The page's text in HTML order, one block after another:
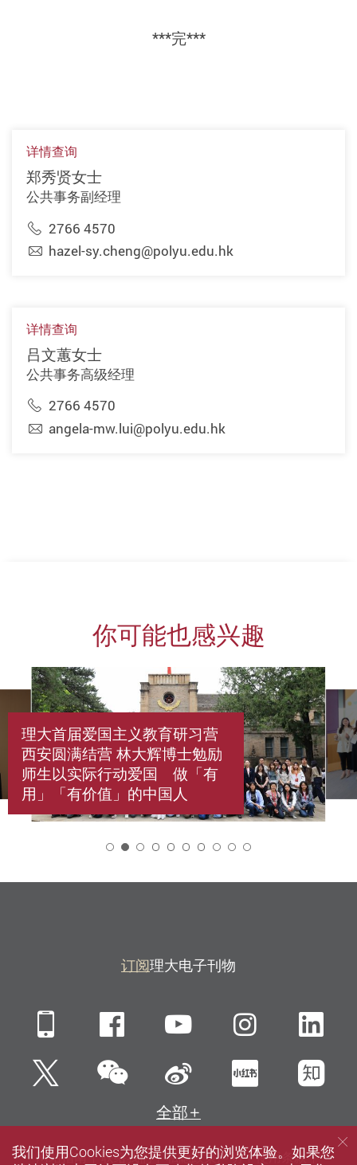
***完***
详情查询
郑秀贤女士
公共事务副经理
2766 4570
hazel-sy.cheng@polyu.edu.hk
详情查询
吕文蕙女士
公共事务高级经理
2766 4570
angela-mw.lui@polyu.edu.hk
你可能也感兴趣
理大首届爱国主义教育研习营
西安圆满结营 林大辉博士勉励
师生以实际行动爱国 做「有
用」「有价值」的中国人
订阅理大电子刊物
Mobile FacebookYouTube
Twitter微信 新浪微博小红书知
全部
网站指南 联络我们 私隐政策声明 使用条款
我们使用Cookies为您提供更好的浏览体验。如果您